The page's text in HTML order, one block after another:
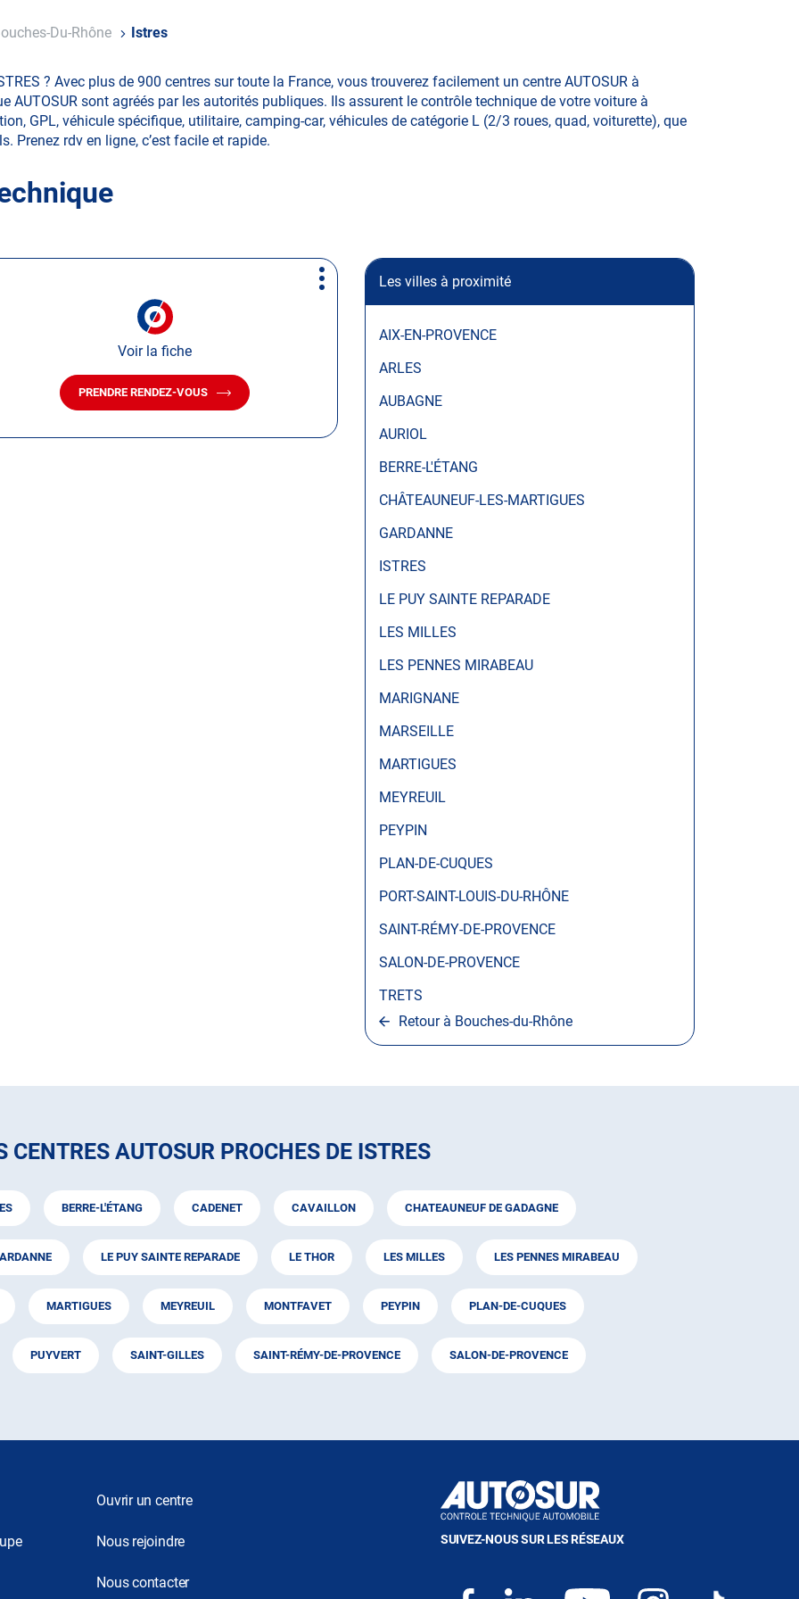
Du-Rhône Istres
? Avec plus de 900 centres sur toute la France, vous trouverez facilement un centre AUTOSUR à
AUTOSUR sont agréés par les autorités publiques. Ils assurent le contrôle technique de votre voiture à
GPL, véhicule spécifique, utilitaire, camping-car, véhicules de catégorie L (2/3 roues, quad, voiturette), que
Prenez rdv en ligne, c’est facile et rapide.
Les villes à proximité
AIX-EN-PROVENCE
ARLES
AUBAGNE
AURIOL
BERRE-L'ÉTANG
CHÂTEAUNEUF-LES-MARTIGUES
GARDANNE
ISTRES
LE PUY SAINTE REPARADE
LES MILLES
LES PENNES MIRABEAU
MARIGNANE
MARSEILLE
MARTIGUES
MEYREUIL
PEYPIN
PLAN-DE-CUQUES
PORT-SAINT-LOUIS-DU-RHÔNE
SAINT-RÉMY-DE-PROVENCE
SALON-DE-PROVENCE
TRETS
Retour à Bouches-du-Rhône
Voir la fiche
PRENDRE RENDEZ-VOUS
AVEC
LE
Plus
d'options
CENTRES AUTOSUR PROCHES DE ISTRES
BERRE-L'ÉTANG CADENET CAVAILLON CHATEAUNEUF DE GADAGNE
LE PUY SAINTE REPARADE LE THOR LES MILLES LES PENNES MIRABEAU
MARTIGUES MEYREUIL MONTFAVET PEYPIN PLAN-DE-CUQUES
PUYVERT SAINT-GILLES SAINT-RÉMY-DE-PROVENCE SALON-DE-PROVENCE
Ouvrir un centre
Nous rejoindre
Nous contacter
SUIVEZ-NOUS SUR LES RÉSEAUX